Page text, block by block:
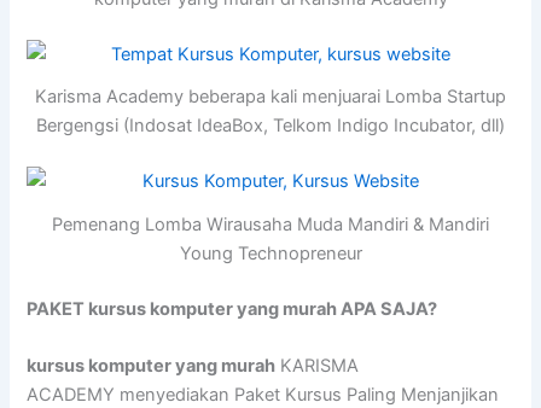
Karisma Academy beberapa kali menjuarai Lomba Startup
Bergengsi (Indosat IdeaBox, Telkom Indigo Incubator, dll)
Pemenang Lomba Wirausaha Muda Mandiri & Mandiri
Young Technopreneur
PAKET kursus komputer yang murah APA SAJA?
kursus komputer yang murah KARISMA
ACADEMY menyediakan Paket Kursus Paling Menjanjikan